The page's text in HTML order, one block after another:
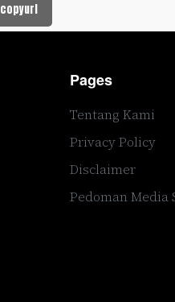
copyurl
Pages
Tentang Kami
Privacy Policy
Disclaimer
Pedoman Media